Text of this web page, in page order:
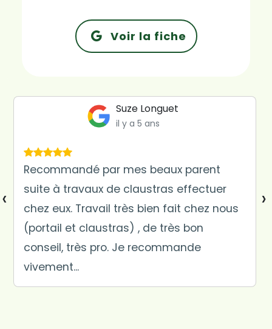
Voir la fiche
Suze Longuet
il y a 5 ans
Recommandé par mes beaux parent
suite à travaux de claustras effectuer
chez eux. Travail très bien fait chez nous
(portail et claustras) , de très bon
conseil, très pro. Je recommande
vivement...
‹ ›